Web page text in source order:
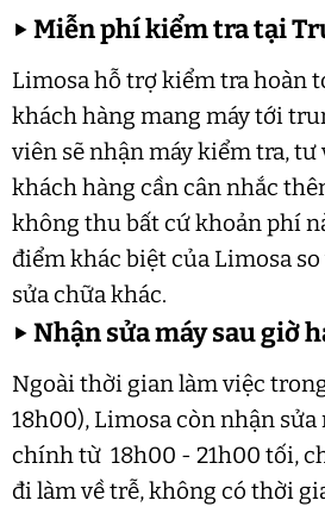
▶Miễn phí kiểm tra tại
Limosa hỗ trợ kiểm tra hoàn
khách hàng mang máy tới
viên sẽ nhận máy kiểm tra, tư
khách hàng cần cân nhắc
không thu bất cứ khoản phí
điểm khác biệt của Limosa
sửa chữa khác.
▶Nhận sửa máy sau giờ
Ngoài thời gian làm việc
18h00), Limosa còn nhận sửa
chính từ 18h00 - 21h00 tối,
đi làm về trễ, không có thời